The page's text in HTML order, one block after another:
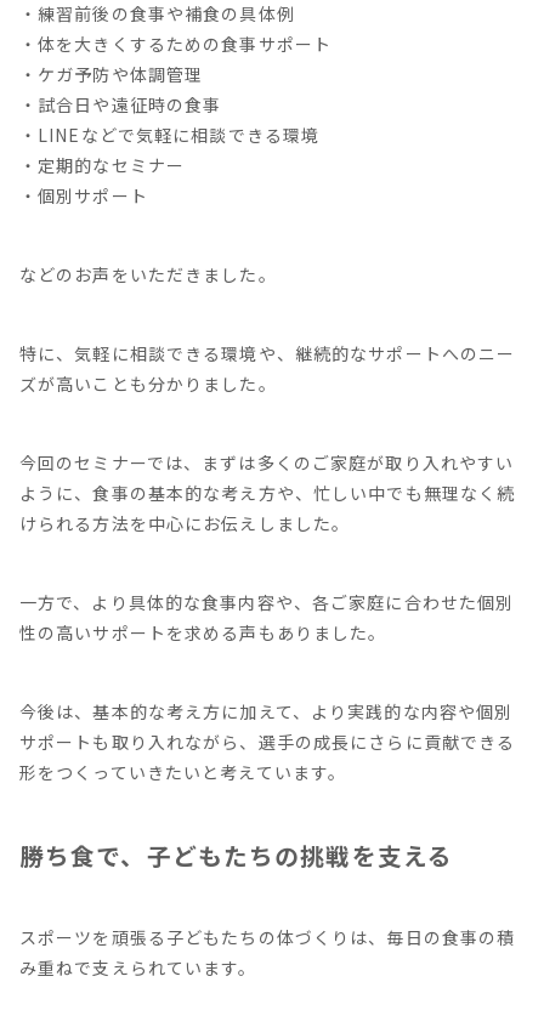
・練習前後の食事や補食の具体例
・体を大きくするための食事サポート
・ケガ予防や体調管理
・試合日や遠征時の食事
・LINEなどで気軽に相談できる環境
・定期的なセミナー
・個別サポート
などのお声をいただきました。
特に、気軽に相談できる環境や、継続的なサポートへのニー
ズが高いことも分かりました。
今回のセミナーでは、まずは多くのご家庭が取り入れやすい
ように、食事の基本的な考え方や、忙しい中でも無理なく続
けられる方法を中心にお伝えしました。
一方で、より具体的な食事内容や、各ご家庭に合わせた個別
性の高いサポートを求める声もありました。
今後は、基本的な考え方に加えて、より実践的な内容や個別
サポートも取り入れながら、選手の成長にさらに貢献できる
形をつくっていきたいと考えています。
勝ち食で、子どもたちの挑戦を支える
スポーツを頑張る子どもたちの体づくりは、毎日の食事の積
み重ねで支えられています。